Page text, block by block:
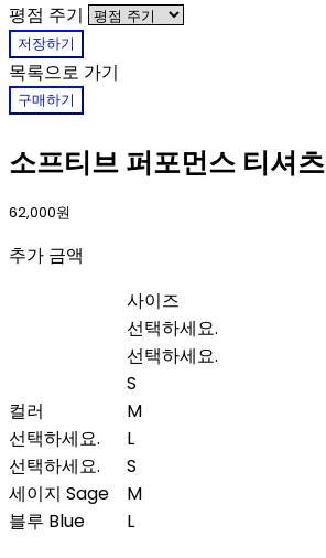
평점 주기
저장하기
목록으로 가기
구매하기
소프티브 퍼포먼스 티셔츠
62,000원
추가 금액
컬러
선택하세요.
선택하세요.
세이지 Sage
블루 Blue
사이즈
선택하세요.
선택하세요.
S
M
L
S
M
L